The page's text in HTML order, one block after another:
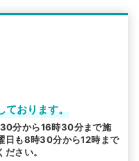
方法
院名から探す
ております。
分から16時30分まで施
日も8時30分から12時まで
さい。